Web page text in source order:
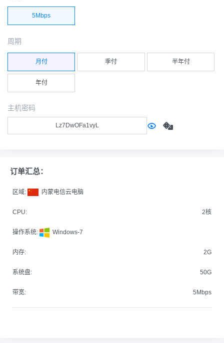
5Mbps
周期
月付 季付 半年付
年付
主机密码
订单汇总：
区域: 内蒙电信云电脑
CPU: 2核
操作系统: Windows-7
内存: 2G
系统盘: 50G
带宽: 5Mbps